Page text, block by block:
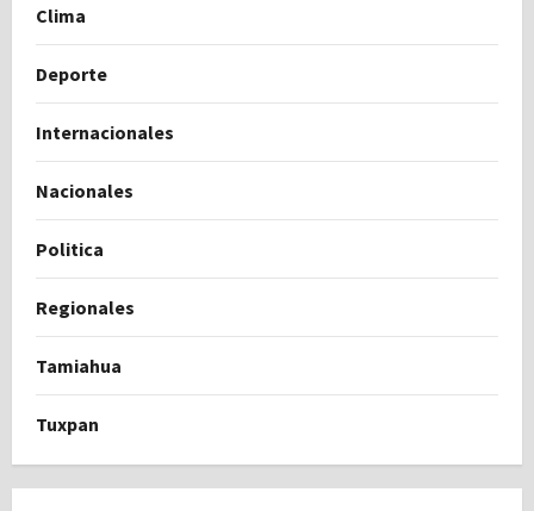
Clima
Deporte
Internacionales
Nacionales
Politica
Regionales
Tamiahua
Tuxpan